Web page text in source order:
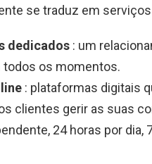
se traduz em
dedicados : um
todos os momentos.
: plataformas digitais
clientes gerir as suas
24 horas por dia,